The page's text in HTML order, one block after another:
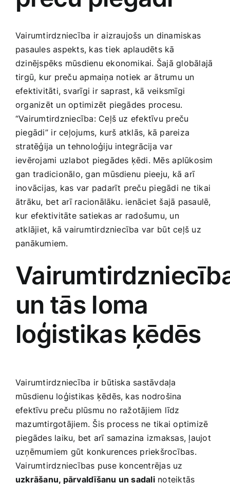
Pirktākās preces
Raksti
Grāmatas
Gudrā māja
Mājai un remontam
Mājražotājiem
Mājsaimniecības preces
Mēbeles un interjers
Medicīnas preces
Mobilie telefoni, planšetdatori
Pakalpojumi
Pārtikas preces
Preces pieaugušajiem
Rotaļlietas, bērnu preces
Smaržas, kosmētika
Vairumtirdzniecība ir aizraujošs un dinamiskas
pasaules aspekts, kas tiek ⁣aplaudēts kā
dzinējspēks mūsdienu ‍ekonomikai. Šajā globālajā
tirgū, kur preču apmaiņa notiek ar ātrumu un
efektivitāti, svarīgi ir saprast, kā veiksmīgi
organizēt un optimizēt ​piegādes procesu.
“Vairumtirdzniecība: Ceļš uz efektīvu preču
piegādi”⁤ ir ceļojums, kurš atklās, kā pareiza
stratēģija un tehnoloģiju integrācija var
ievērojami uzlabot piegādes ķēdi. Mēs ⁣aplūkosim
gan tradicionālo, gan mūsdienu⁤ pieeju, kā arī
inovācijas, kas var padarīt preču piegādi ne tikai
ātrāku, ⁢bet ‍arī‍ racionālāku. ienāciet šajā pasaulē,​
kur efektivitāte satiekas ar radošumu, un
atklājiet, kā vairumtirdzniecība var ⁤būt ceļš uz
panākumiem.
un ⁤tās loma⁣
loģistikas ķēdēs
Vairumtirdzniecība ir būtiska sastāvdaļa
mūsdienu loģistikas ķēdēs, kas nodrošina
efektīvu preču plūsmu no ražotājiem līdz‍
mazumtirgotājiem. Šis process ne tikai optimizē
piegādes laiku, bet arī samazina izmaksas, ļaujot
uzņēmumiem gūt konkurences priekšrocības.
Vairumtirdzniecības puse koncentrējas uz
uzkrāšanu, pārvaldīšanu‌ un sadalinoteiktās